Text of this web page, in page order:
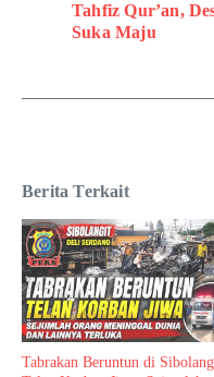
Tahfiz Qur’an,
Suka Maju
Berita Terkait
Tabrakan Beruntun di